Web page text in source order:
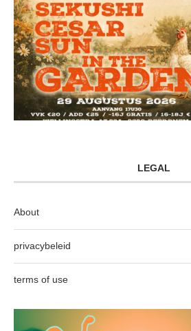
LEGAL
About
privacybeleid
terms of use